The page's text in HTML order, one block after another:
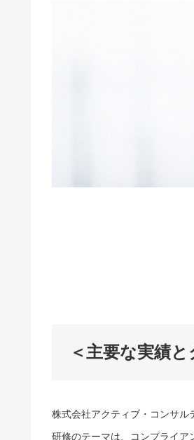
＜主要な実績
株式会社アクティブ・コンサル
研修のテーマは、コンプライア